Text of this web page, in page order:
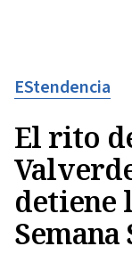
EStendencia
El rito
detiene
Semana